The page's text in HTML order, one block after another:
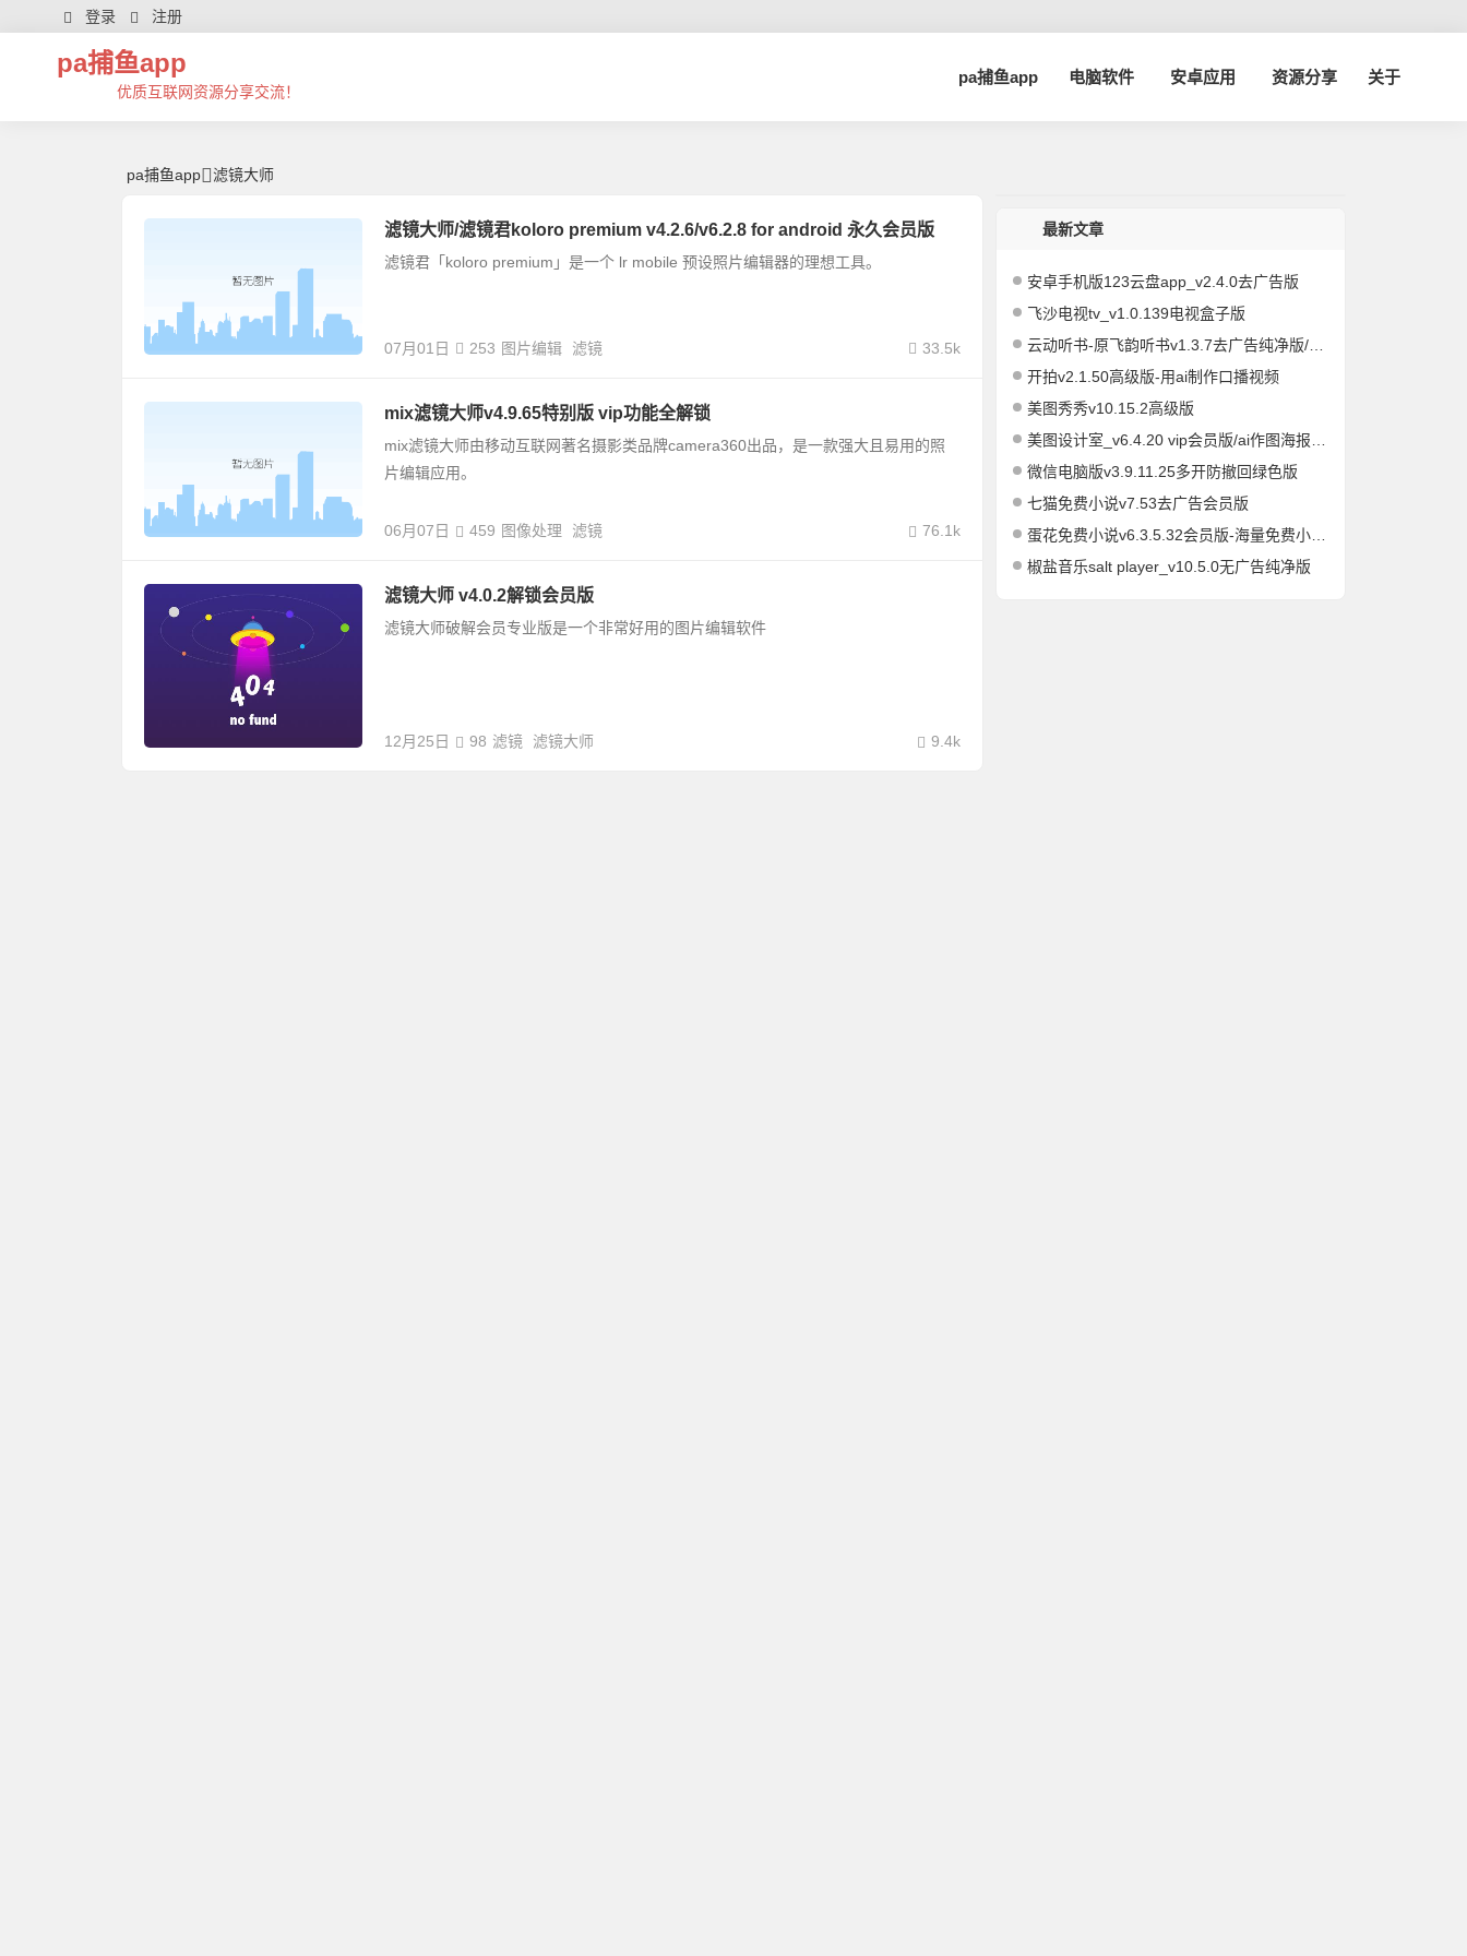
滤镜大师 | 芊芊精典-pa捕鱼app
登录 注册
pa捕鱼app
优质互联网资源分享交流！
pa捕鱼app 电脑软件 安卓应用 资源分享 关于
pa捕鱼app 滤镜大师
滤镜大师/滤镜君koloro premium v4.2.6/v6.2.8 for android 永久会员版
滤镜君「koloro premium」是一个 lr mobile 预设照片编辑器的理想工具。
07月01日 33.5k
253 图片编辑 滤镜
mix滤镜大师v4.9.65特别版 vip功能全解锁
mix滤镜大师由移动互联网著名摄影类品牌camera360出品，是一款强大且易用的照
片编辑应用。
06月07日 76.1k
459 图像处理 滤镜
滤镜大师 v4.0.2解锁会员版
滤镜大师破解会员专业版是一个非常好用的图片编辑软件
12月25日 9.4k
98 滤镜 滤镜大师
最新文章
安卓手机版123云盘app_v2.4.0去广告版
飞沙电视tv_v1.0.139电视盒子版
云动听书-原飞韵听书v1.3.7去广告纯净版/海量资源
开拍v2.1.50高级版-用ai制作口播视频
美图秀秀v10.15.2高级版
美图设计室_v6.4.20 vip会员版/ai作图海报编辑
微信电脑版v3.9.11.25多开防撤回绿色版
七猫免费小说v7.53去广告会员版
蛋花免费小说v6.3.5.32会员版-海量免费小说有声小说阅读听书
椒盐音乐salt player_v10.5.0无广告纯净版